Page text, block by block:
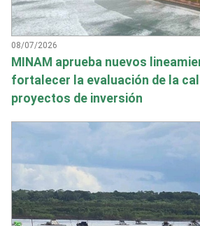
08/07/2026
MINAM aprueba nuevos
fortalecer la evaluación de la
proyectos de inversión